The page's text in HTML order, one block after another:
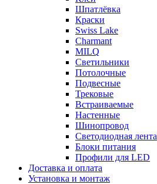
Шпатлёвка
Краски
Swiss Lake
Charmant
MILQ
Светильники
Потолочные
Подвесные
Трековые
Встраиваемые
Настенные
Шинопровод
Светодиодная лента
Блоки питания
Профили для LED
Доставка и оплата
Установка и монтаж